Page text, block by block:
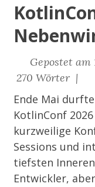
Gepostet am
270 Wörter |
Ende Mai
KotlinConf 2026
kurzweilige
Sessions und
tiefsten Inneren
Entwickler,